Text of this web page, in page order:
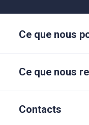
Ce que nous
Ce que nous
Contacts